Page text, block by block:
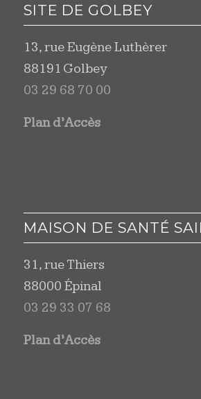
SITE DE GOLBEY
13, rue Eugène Luthèrer
88191 Golbey
03 29 68 70 00
Plan d’Accès
MAISON DE SANTÉ
31, rue Thiers
88000 Épinal
03 29 33 07 68
Plan d’Accès